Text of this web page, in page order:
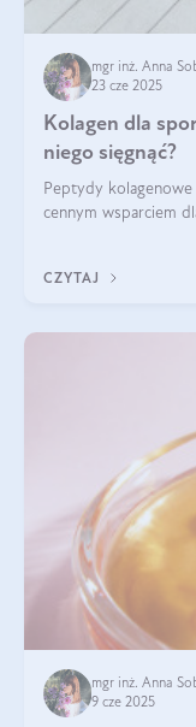
mgr inż. Anna
23 cze 2025
Kolagen dla
niego sięgnąć?
Peptydy
cennym wsparciem
CZYTAJ
mgr inż. Anna
9 cze 2025